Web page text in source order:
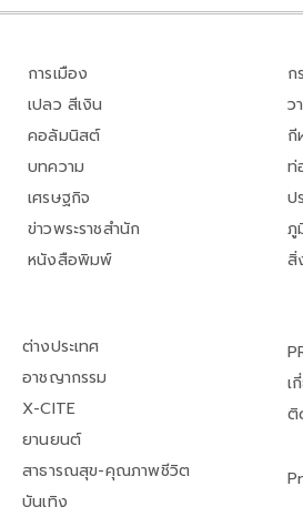
การเมือง
เปลว สีเงิน
คอลัมนิสต์
บทความ
เศรษฐกิจ
ข่าวพระราชสำนัก
หนังสือพิมพ์
ก
ว
กี
ท่
ป
ภู
สิ่
ต่างประเทศ
อาชญากรรม
X-CITE
ยานยนต์
สาธารณสุข-คุณภาพชีวิต
บันเทิง
เ
ติ